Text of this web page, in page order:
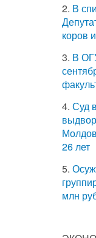
2. В
коров
3. В
4. Суд
26 лет
5.
млн